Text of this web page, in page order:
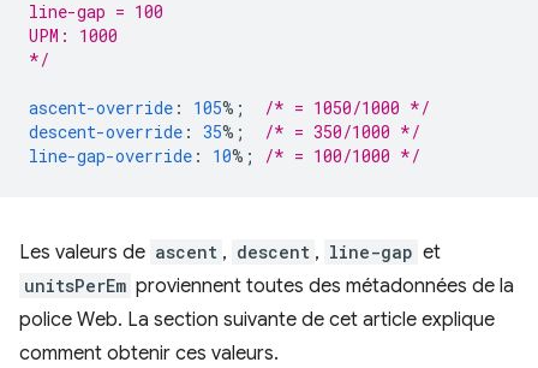
line-gap = 100
UPM: 1000
*/
ascent-override : 105%;
/* = 1050/1000 */
descent-override : 35%;
/* = 350/1000 */
line-gap-override : 10%; /* = 100/1000 */
Les valeurs de ascent , descent , line-gap et
unitsPerEm proviennent toutes des métadonnées de la
police Web. La section suivante de cet article explique
comment obtenir ces valeurs.